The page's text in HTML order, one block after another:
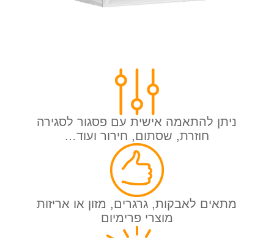
ניתן להתאמה אישית עם פסגור לסגירה
חוזרת, שסתום, חירור ועוד…
מתאים לאבקות, גרגרים, מזון או אריזות
מוצרי פרימיום